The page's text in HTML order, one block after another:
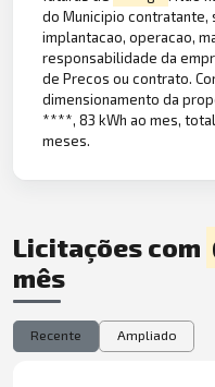
do Municipio
implantacao, operacao,
responsabilidade da
de Precos ou contrato.
dimensionamento da
****, 83 kWh ao mes,
meses.
Licitações com
mês
Recente Ampliado